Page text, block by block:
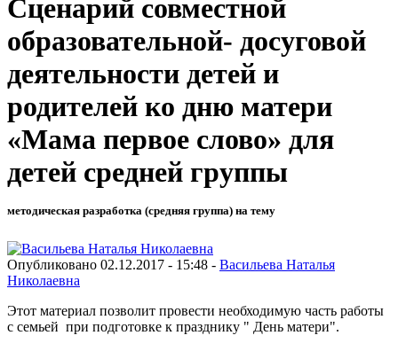
Сценарий совместной
образовательной- досуговой
деятельности детей и
родителей ко дню матери
«Мама первое слово» для
детей средней группы
методическая разработка (средняя группа) на тему
Опубликовано 02.12.2017 - 15:48 - Васильева Наталья
Николаевна
Этот материал позволит провести необходимую часть работы
с семьей при подготовке к празднику " День матери".